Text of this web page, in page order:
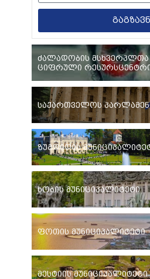
ძალადობის მსხვერპლთა
ციფრული
საქართველოს
ზუგდიდის
ხობის მუნიციპალიტეტი
ფოთის მუნიციპალიტეტი
მესტიის მუნიციპალიტეტი